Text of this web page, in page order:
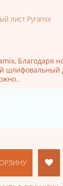
лист Pyramix
Благодаря
шлифовальный